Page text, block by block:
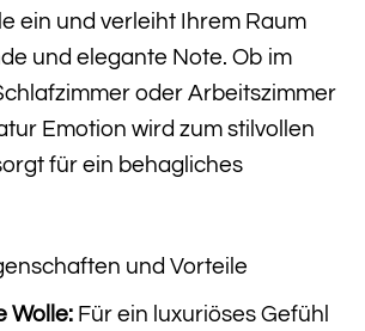
ein und verleiht Ihrem Raum
und elegante Note. Ob im
oder Arbeitszimmer
Emotion wird zum stilvollen
für ein behagliches
und Vorteile
Wolle:Für ein luxuriöses Gefühl